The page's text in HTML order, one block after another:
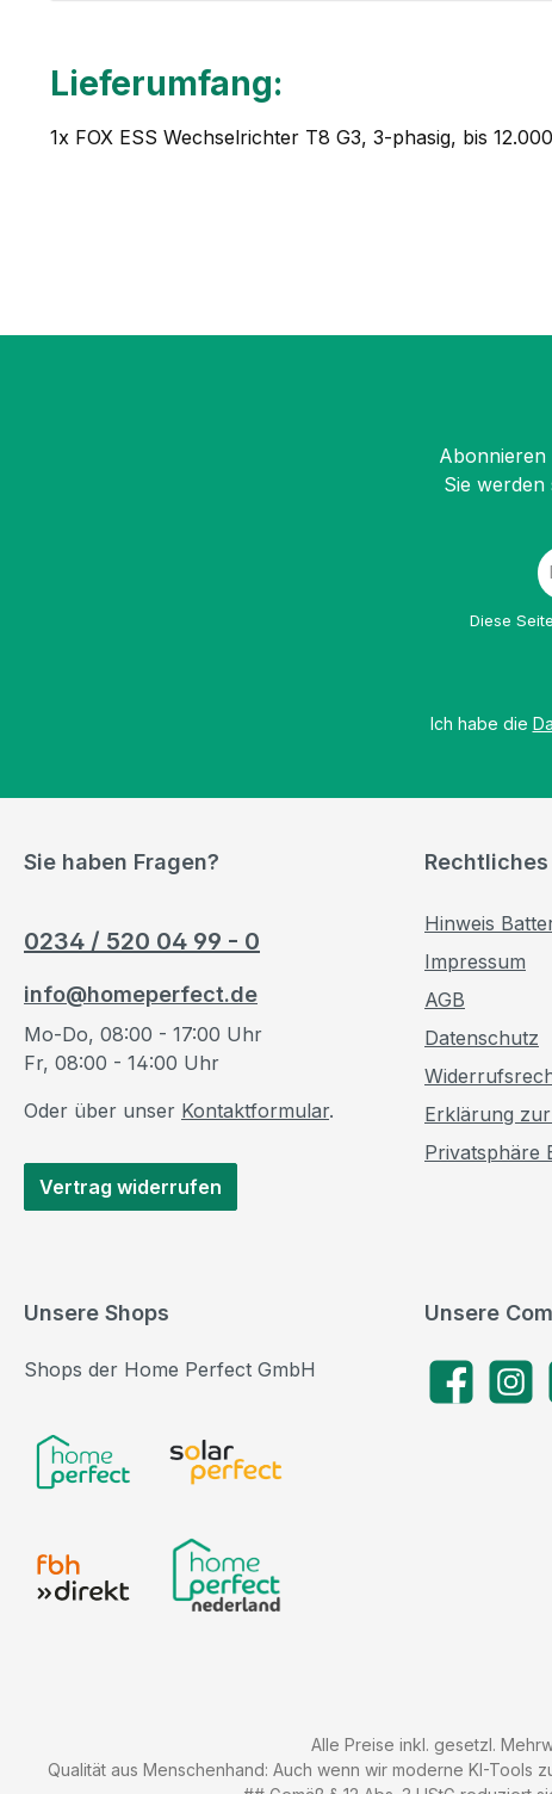
Lieferumfang:
1x FOX ESS Wechselrichter T8 G3, 3-phasig, bis
Abonnieren
Sie
E-
Diese
Ich habe die
Sie haben Fragen?
0234 / 520 04 99 - 0
info@homeperfect.de
Mo-Do, 08:00 - 17:00 Uhr
Fr, 08:00 - 14:00 Uhr
Oder über unser Kontaktformular.
Vertrag widerrufen
Rechtliches
Hinweis
Impressum
AGB
Datenschutz
Erklärung
Privatsphäre
Unsere
Facebook
Unsere Shops
Shops der Home Perfect GmbH
Alle Preise inkl. gesetzl.
Qualität aus Menschenhand: Auch wenn wir moderne KI-